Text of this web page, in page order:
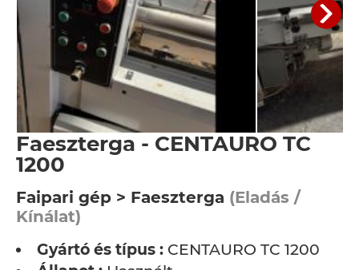
Faeszterga - CENTAURO TC
1200
Faipari gép > Faeszterga (Eladás /
Kínálat)
Gyártó és típus : CENTAURO TC 1200